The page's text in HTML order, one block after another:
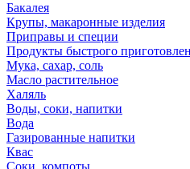
Бакалея
Крупы, макаронные изделия
Приправы и специи
Продукты быстрого
Мука, сахар, соль
Масло растительное
Халяль
Воды, соки, напитки
Вода
Газированные напитки
Квас
Соки, компоты